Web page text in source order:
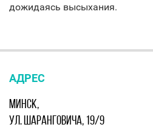
дожидаясь высыхания.
АДРЕС
МИНСК,
УЛ. ШАРАНГОВИЧА, 19/9